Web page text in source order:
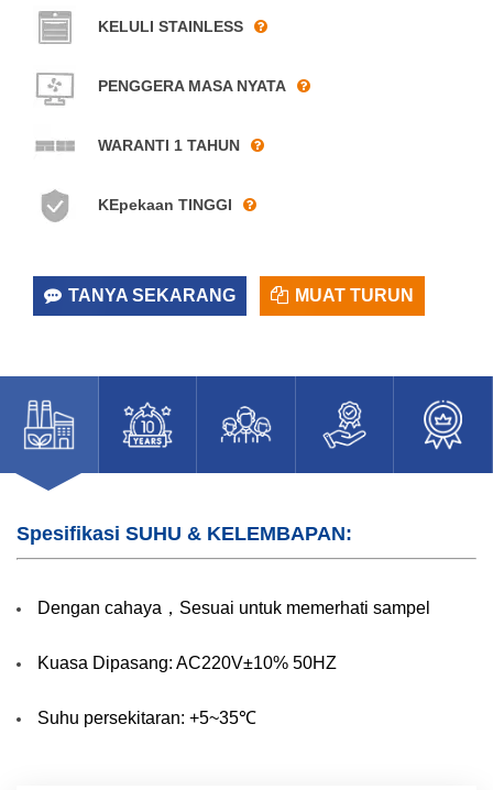
KELULI STAINLESS
PENGGERA MASA NYATA
WARANTI 1 TAHUN
KEpekaan TINGGI
TANYA SEKARANG MUAT TURUN
Spesifikasi SUHU & KELEMBAPAN:
Dengan cahaya，Sesuai untuk memerhati sampel
Kuasa Dipasang: AC220V±10% 50HZ
Suhu persekitaran: +5~35℃